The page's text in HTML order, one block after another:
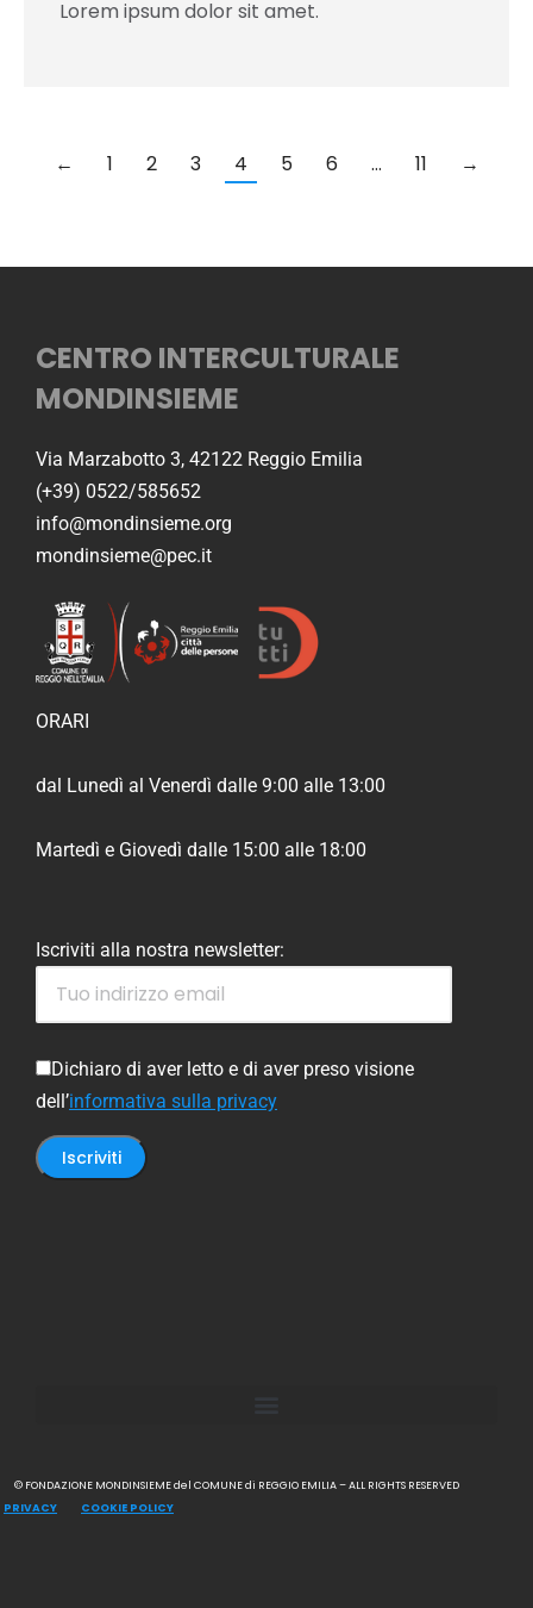
Lorem ipsum dolor sit amet.
← 1 2 3 4 5 6 … 11 →
CENTRO INTERCULTURALE
MONDINSIEME
Via Marzabotto 3, 42122 Reggio Emilia
(+39) 0522/585652
info@mondinsieme.org
mondinsieme@pec.it
ORARI
dal Lunedì al Venerdì dalle 9:00 alle 13:00
Martedì e Giovedì dalle 15:00 alle 18:00
Iscriviti alla nostra newsletter:
Dichiaro di aver letto e di aver preso visione
dell’informativa sulla privacy
© FONDAZIONE MONDINSIEME del COMUNE di REGGIO EMILIA – ALL RIGHTS RESERVED
PRIVACY
COOKIE POLICY